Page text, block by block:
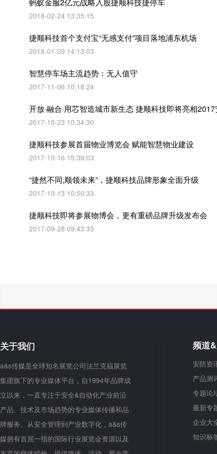
2018-02-24 13:35:15
捷顺科技首个支付宝“无感支付”项目落地浦东机场
2018-01-09 14:13:03
智慧停车场主流趋势：无人值守
2017-11-06 10:18:24
开放·融合·用芯智造城市新生态 捷顺科技即将亮相
2017-10-23 10:34:30
捷顺科技参展首届物业博览会 赋能智慧物业建设
2017-10-16 15:39:03
“捷然不同,顺领未来”，捷顺科技品牌形象全面升级
2017-10-13 10:50:33
捷顺科技即将参展物博会，更有重磅品牌升级发布会
2017-09-28 09:43:33
关于我们
a&s传媒是全球知名展览公司法兰克福展览
集团旗下的专业媒体平台，自1994年品牌成
立以来，一直专注于安全&自动化产业前沿
产品、技术及市场趋势的专业媒体传播和品
牌服务。从安全管理到产业数字化，a&s传
媒拥有首屈一指的国际行业展览会资源以及
频道
安防资
产品测
专题论
最新专
企业大
知识标